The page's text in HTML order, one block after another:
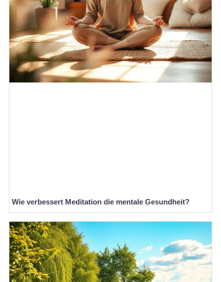
Wie verbessert Meditation die mentale Gesundheit?